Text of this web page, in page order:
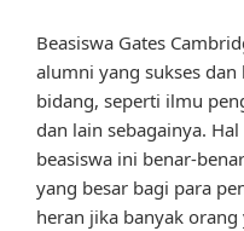
Beasiswa Gates
alumni yang sukses
bidang, seperti ilmu
dan lain sebagainya.
beasiswa ini benar-
yang besar bagi para
heran jika banyak